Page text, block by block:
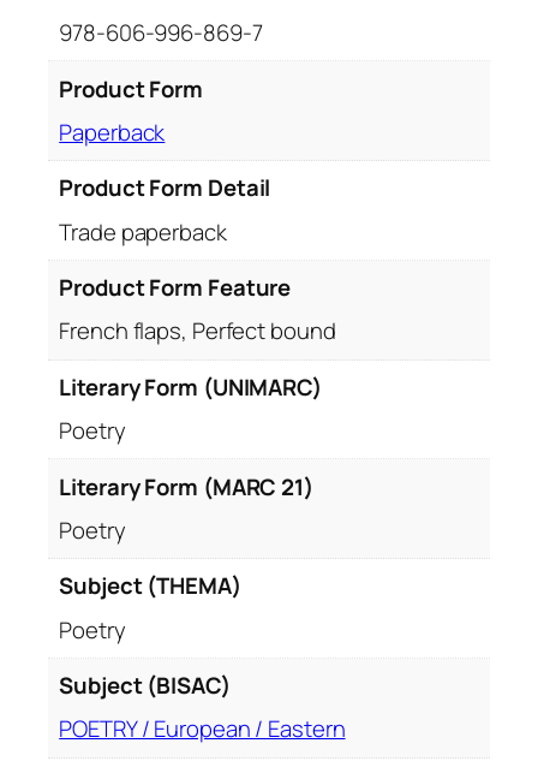
978-606-996-869-7
Product Form
Paperback
Product Form Detail
Trade paperback
Product Form Feature
French flaps, Perfect bound
Literary Form (UNIMARC)
Poetry
Literary Form (MARC 21)
Poetry
Subject (THEMA)
Poetry
Subject (BISAC)
POETRY / European / Eastern